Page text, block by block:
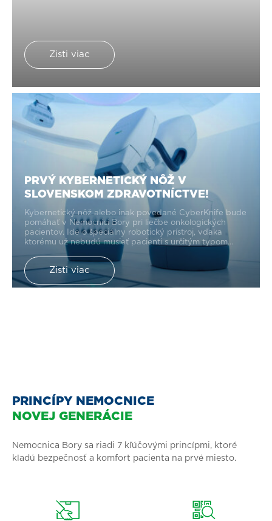
Zisti viac
PRVÝ KYBERNETICKÝ NÔŽ V
SLOVENSKOM ZDRAVOTNÍCTVE!
Kybernetický nôž alebo inak povedané CyberKnife bude
pomáhať v Nemocnici Bory pri liečbe onkologických
pacientov. Ide o špeciálny robotický prístroj, vďaka
ktorému už nebudú musieť pacienti s určitým typom
onkologických diagnóz dochádzať za liečbou do
zahraničia.
Zisti viac
PRINCÍPY NEMOCNICE
NOVEJ GENERÁCIE
Nemocnica Bory sa riadi 7 kľúčovými princípmi, ktoré
kladú bezpečnosť a komfort pacienta na prvé miesto.